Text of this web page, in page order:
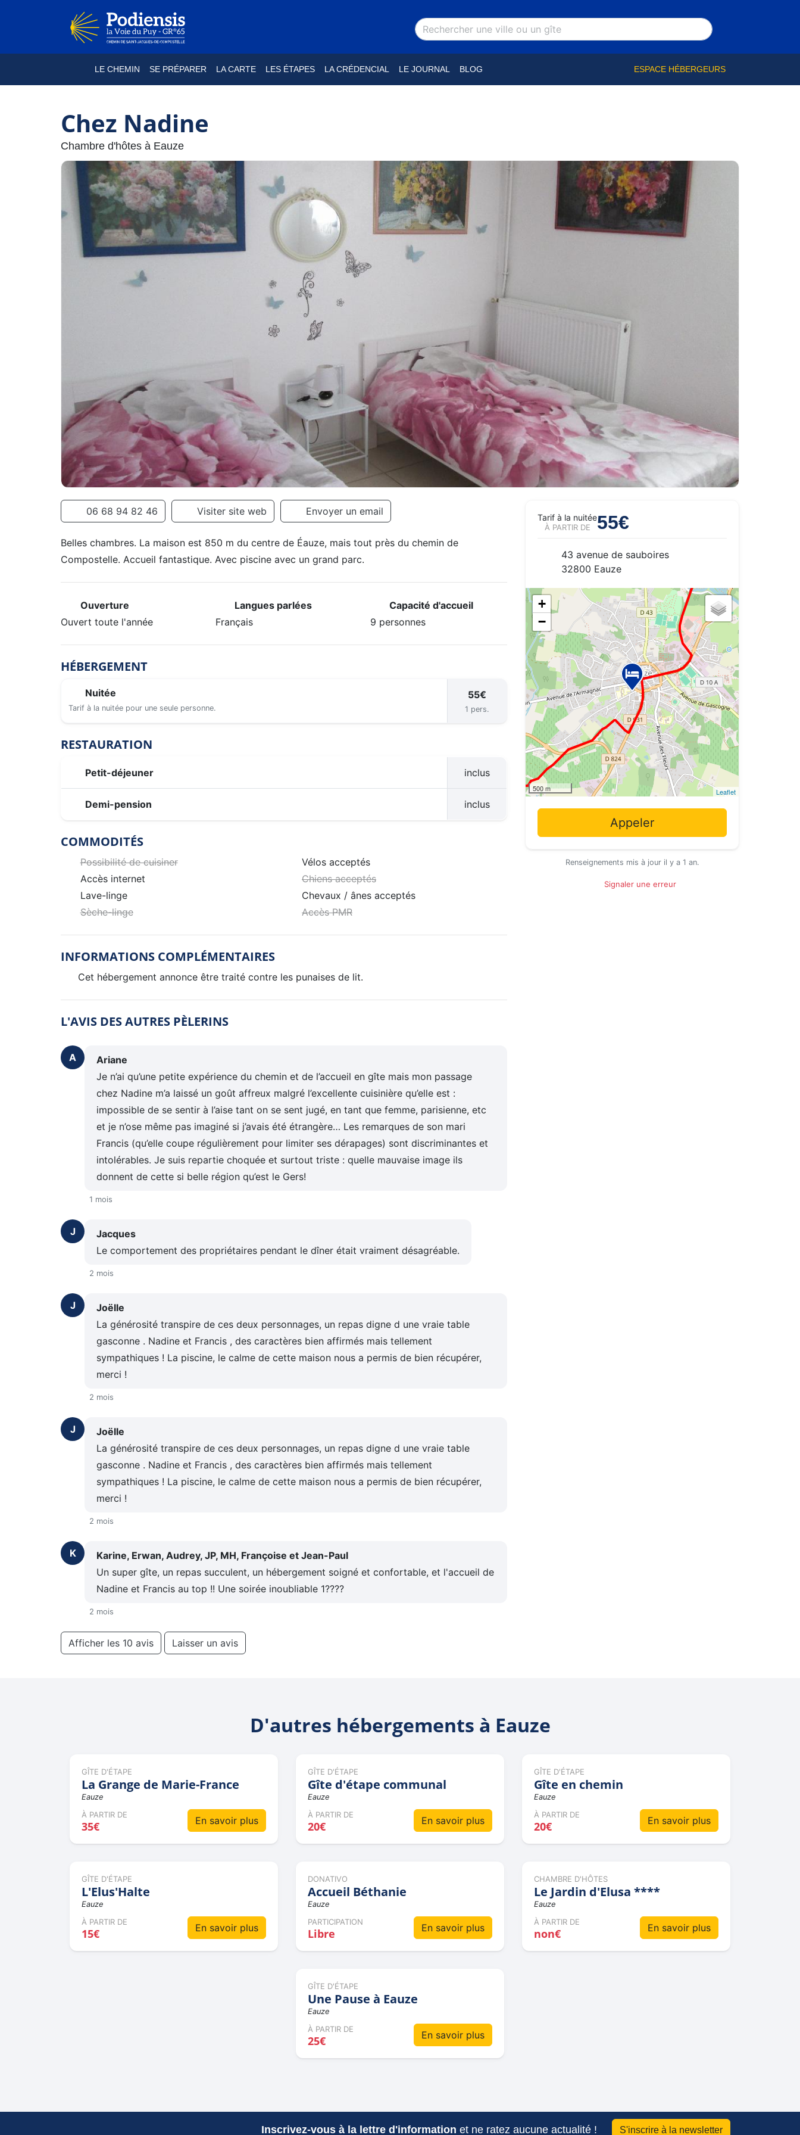
LE CHEMIN SE PRÉPARER LA CARTE LES ÉTAPES LA CRÉDENCIAL LE JOURNAL BLOG ESPACE HÉBERGEURS
Chez Nadine
Chambre d'hôtes à Eauze
06 68 94 82 46 Visiter site web Envoyer un email
Belles chambres. La maison est 850 m du centre de Éauze, mais tout près du chemin de
Compostelle. Accueil fantastique. Avec piscine avec un grand parc.
Ouverture
Ouvert toute l'année
Langues parlées
Français
Capacité d'accueil
9 personnes
HÉBERGEMENT
Nuitée
Tarif à la nuitée pour une seule personne.
55€
1 pers.
RESTAURATION
Petit-déjeuner inclus
Demi-pension inclus
COMMODITÉS
Possibilité de cuisiner
Vélos acceptés
Accès internet
Chiens acceptés
Lave-linge
Chevaux / ânes acceptés
Sèche-linge
Accès PMR
INFORMATIONS COMPLÉMENTAIRES
Cet hébergement annonce être traité contre les punaises de lit.
L'AVIS DES AUTRES PÈLERINS
A
Ariane
Je n’ai qu’une petite expérience du chemin et de l’accueil en gîte mais mon passage
chez Nadine m’a laissé un goût affreux malgré l’excellente cuisinière qu’elle est :
impossible de se sentir à l’aise tant on se sent jugé, en tant que femme, parisienne, etc
et je n’ose même pas imaginé si j’avais été étrangère… Les remarques de son mari
Francis (qu’elle coupe régulièrement pour limiter ses dérapages) sont discriminantes et
intolérables. Je suis repartie choquée et surtout triste : quelle mauvaise image ils
donnent de cette si belle région qu’est le Gers!
1 mois
J
Jacques
Le comportement des propriétaires pendant le dîner était vraiment désagréable.
2 mois
J
Joëlle
La générosité transpire de ces deux personnages, un repas digne d une vraie table
gasconne . Nadine et Francis , des caractères bien affirmés mais tellement
sympathiques ! La piscine, le calme de cette maison nous a permis de bien récupérer,
merci !
2 mois
J
Joëlle
La générosité transpire de ces deux personnages, un repas digne d une vraie table
gasconne . Nadine et Francis , des caractères bien affirmés mais tellement
sympathiques ! La piscine, le calme de cette maison nous a permis de bien récupérer,
merci !
2 mois
K
Karine, Erwan, Audrey, JP, MH, Françoise et Jean-Paul
Un super gîte, un repas succulent, un hébergement soigné et confortable, et l'accueil de
Nadine et Francis au top !! Une soirée inoubliable 1????
2 mois
Afficher les 10 avis Laisser un avis
Tarif à la nuitée
À PARTIR DE 55€
43 avenue de sauboires
32800 Eauze
+
−
500 m Leaflet
Appeler
Renseignements mis à jour il y a 1 an.
Signaler une erreur
D'autres hébergements à Eauze
GÎTE D'ÉTAPE
La Grange de Marie-France
Eauze
À PARTIR DE
35€ En savoir plus
GÎTE D'ÉTAPE
Gîte d'étape communal
Eauze
À PARTIR DE
20€ En savoir plus
GÎTE D'ÉTAPE
Gîte en chemin
Eauze
À PARTIR DE
20€ En savoir plus
GÎTE D'ÉTAPE
L'Elus'Halte
Eauze
À PARTIR DE
15€ En savoir plus
DONATIVO
Accueil Béthanie
Eauze
PARTICIPATION
Libre En savoir plus
CHAMBRE D'HÔTES
Le Jardin d'Elusa ****
Eauze
À PARTIR DE
non€ En savoir plus
GÎTE D'ÉTAPE
Une Pause à Eauze
Eauze
À PARTIR DE
25€ En savoir plus
Inscrivez-vous à la lettre d'information et ne ratez aucune actualité ! S'inscrire à la newsletter